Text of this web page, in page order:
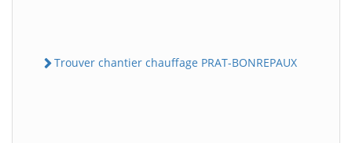
Trouver chantier chauffage PRAT-BONREPAUX